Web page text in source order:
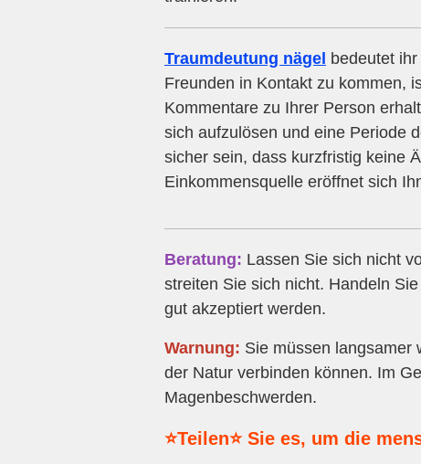
Traumdeutung nägel bedeutet
Freunden in Kontakt zu kommen,
Kommentare zu Ihrer Person
sich aufzulösen und eine Periode
sicher sein, dass kurzfristig keine
Einkommensquelle eröffnet sich
Beratung: Lassen Sie sich nicht
streiten Sie sich nicht. Handeln
gut akzeptiert werden.
Warnung: Sie müssen langsamer
der Natur verbinden können. Im
Magenbeschwerden.
⭐Teilen⭐ Sie es, um die